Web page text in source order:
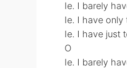
Ie. I barely
Ie. I have only
Ie. I have just
O
Ie. I barely